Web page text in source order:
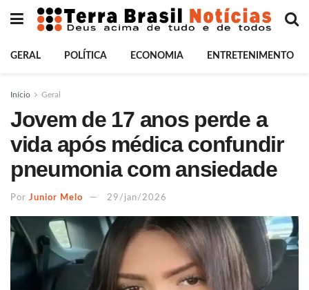
GERAL POLÍTICA ECONOMIA ENTRETENIMENTO
Início Geral
Jovem de 17 anos perde a
vida após médica confundir
pneumonia com ansiedade
Por Junior Melo 29/jan/2026